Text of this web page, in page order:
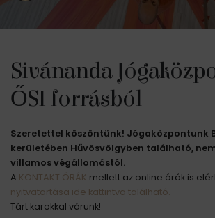
Sivánanda
ŐSI forrásból
Szeretettel köszöntünk! Jógaközpontunk
kerületében Hűvösvölgyben található,
villamos végállomástól.
A KONTAKT ÓRÁK mellett az online órák is
nyitvatartása ide kattintva található.
Tárt karokkal várunk!